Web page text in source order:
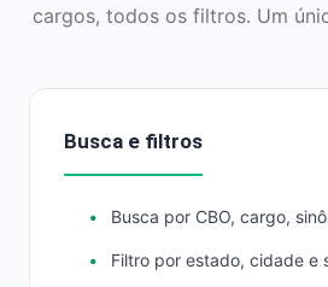
cargos, todos os filtros. Um
Busca e filtros
Busca por CBO, cargo,
Filtro por estado, cidade e